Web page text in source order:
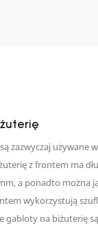
zazwyczaj używane
z frontem ma
a ponadto
wykorzystują
gabloty na biżuterię